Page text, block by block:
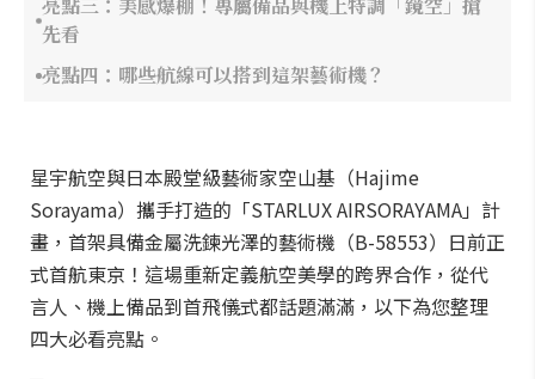
先看
亮點四：哪些航線可以搭到這架藝術機？
星宇航空與日本殿堂級藝術家空山基（Hajime
Sorayama）攜手打造的「STARLUX AIRSORAYAMA」計
畫，首架具備金屬洗鍊光澤的藝術機（B-58553）日前正
式首航東京！這場重新定義航空美學的跨界合作，從代
言人、機上備品到首飛儀式都話題滿滿，以下為您整理
四大必看亮點。